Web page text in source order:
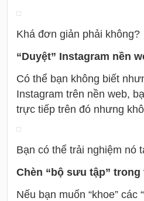
Khá đơn giản phải không?
“Duyệt” Instagram nền
Có thể bạn không biết
Instagram trên nền web,
trực tiếp trên đó nhưng
Bạn có thể trải nghiệm nó
Chèn “bộ sưu tập”
Nếu bạn muốn “khoe”